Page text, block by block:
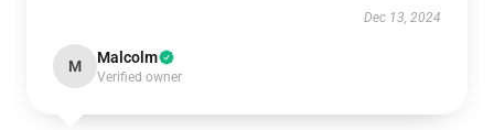
Dec 13, 2024
M Malcolm
Verified owner